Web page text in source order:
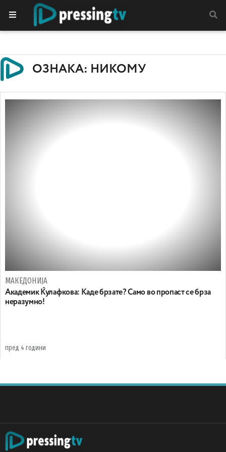
ОЗНАКА: НИКОМУ
МАКЕДОНИЈА
Академик Ќулафкова: Каде брзате? Само во пропаст се брза
неразумно!
пред 4 години